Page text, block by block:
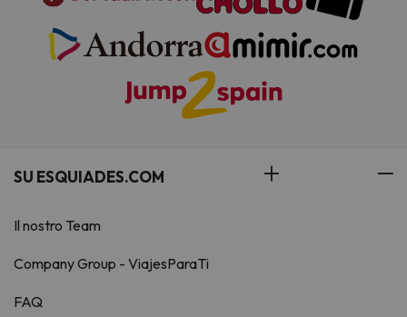
SU ESQUIADES.COM
Il nostro Team
Company Group - ViajesParaTi
FAQ